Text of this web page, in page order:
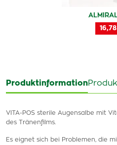
Produktinformation
VITA-POS sterile Augensalbe mit
des Tränenfilms.
Es eignet sich bei Problemen, die